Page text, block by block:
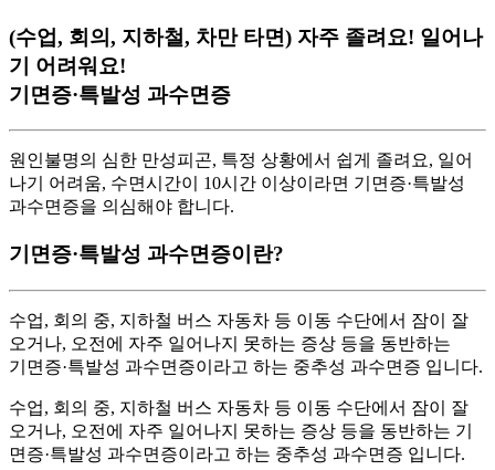
(수업, 회의, 지하철, 차만 타면) 자주 졸려요! 일어나
기 어려워요!
기면증·특발성 과수면증
원인불명의 심한 만성피곤, 특정 상황에서 쉽게 졸려요, 일어
나기 어려움, 수면시간이 10시간 이상이라면 기면증·특발성
과수면증을 의심해야 합니다.
기면증·특발성 과수면증이란?
수업, 회의 중, 지하철 버스 자동차 등 이동 수단에서 잠이 잘
오거나, 오전에 자주 일어나지 못하는 증상 등을 동반하는
기면증·특발성 과수면증이라고 하는 중추성 과수면증 입니다.
수업, 회의 중, 지하철 버스 자동차 등 이동 수단에서 잠이 잘
오거나, 오전에 자주 일어나지 못하는 증상 등을 동반하는 기
면증·특발성 과수면증이라고 하는 중추성 과수면증 입니다.